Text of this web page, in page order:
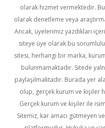
olarak hizmet vermektedir.
olarak denetleme veya
Ancak, üyelerimiz yazdıkları
siteye üye olarak bu
sitesi, herhangi bir marka,
bulunmamaktadır. Sitede
paylaşılmaktadır. Burada yer
olup, gerçek kurum ve kişiler
Gerçek kurum ve kişiler ile
Sitemiz, kar amacı gütmeyen